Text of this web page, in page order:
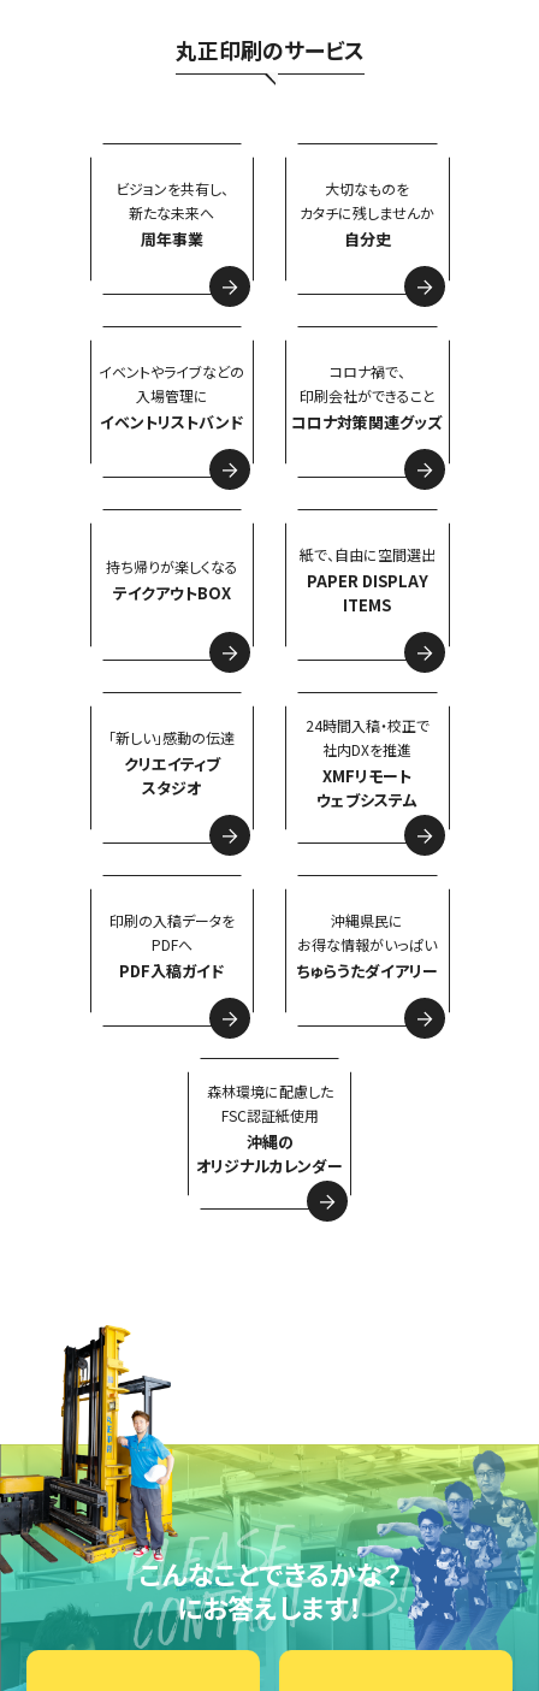
丸正印刷のサービス
ビジョンを共有し、
新たな未来へ
周年事業
大切なものを
カタチに残しませんか
自分史
イベントやライブなどの
入場管理に
イベントリストバンド
コロナ禍で、
印刷会社ができること
コロナ対策関連グッズ
持ち帰りが楽しくなる
テイクアウトBOX
紙で、自由に空間選出
PAPER DISPLAY
ITEMS
「新しい」感動の伝達
クリエイティブ
スタジオ
24時間入稿・校正で
社内DXを推進
XMFリモート
ウェブシステム
印刷の入稿データを
PDFへ
PDF入稿ガイド
沖縄県民に
お得な情報がいっぱい
ちゅらうたダイアリー
森林環境に配慮した
FSC認証紙使用
沖縄の
オリジナルカレンダー
こんなことできるかな？
にお答えします！